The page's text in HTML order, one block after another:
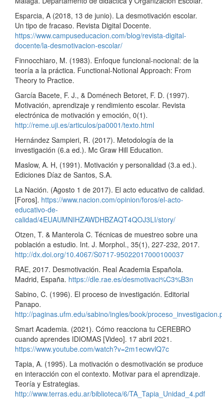
Esparcia, A (2018, 13 de junio). La desmotivación escolar.
Un tipo de fracaso. Revista Digital Docente.
https://www.campuseducacion.com/blog/revista-digital-
docente/la-desmotivacion-escolar/
Finnocchiaro, M. (1983). Enfoque funcional-nocional: de la
teoría a la práctica. Functional-Notional Approach: From
Theory to Practice.
García Bacete, F. J., & Doménech Betoret, F. D. (1997).
Motivación, aprendizaje y rendimiento escolar. Revista
electrónica de motivación y emoción, 0(1).
http://reme.uji.es/articulos/pa0001/texto.html
Hernández Sampieri, R. (2017). Metodología de la
investigación (6.a ed.). Mc Graw Hill Education.
Maslow, A. H, (1991). Motivación y personalidad (3.a ed.).
Ediciones Díaz de Santos, S.A.
La Nación. (Agosto 1 de 2017). El acto educativo de calidad.
[Foros]. https://www.nacion.com/opinion/foros/el-acto-
educativo-de-
calidad/4EUAUMNIHZAWDHBZAQT4QOJ3LI/story/
Otzen, T. & Manterola C. Técnicas de muestreo sobre una
población a estudio. Int. J. Morphol., 35(1), 227-232, 2017.
http://dx.doi.org/10.4067/S0717-95022017000100037
RAE, 2017. Desmotivación. Real Academia Española.
Madrid, España. https://dle.rae.es/desmotivaci%C3%B3n
Sabino, C. (1996). El proceso de investigación. Editorial
Panapo.
http://paginas.ufm.edu/sabino/ingles/book/
Smart Academia. (2021). Cómo reacciona tu CEREBRO
cuando aprendes IDIOMAS [Video]. 17 abril 2021.
https://www.youtube.com/watch?v=2m1ecwvlQ7c
Tapia, A. (1995). La motivación o desmotivación se produce
en interacción con el contexto. Motivar para el aprendizaje.
Teoría y Estrategias.
http://www.terras.edu.ar/biblioteca/6/TA_Tapia_Unidad_4.pdf